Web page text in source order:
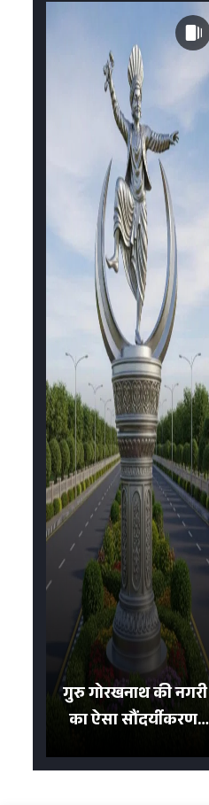
गुरु गोरखनाथ की नगरी
का ऐसा सौंदर्यीकरण!
सड़कें; देखें Photos